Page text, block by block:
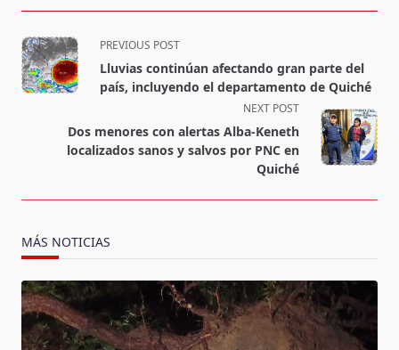
<span
class="nav-
subtitle
reader-
text">Page</span>
PREVIOUS POST
Lluvias continúan afectando gran parte del
país, incluyendo el departamento de Quiché
NEXT POST
Dos menores con alertas Alba-Keneth
localizados sanos y salvos por PNC en
Quiché
MÁS NOTICIAS